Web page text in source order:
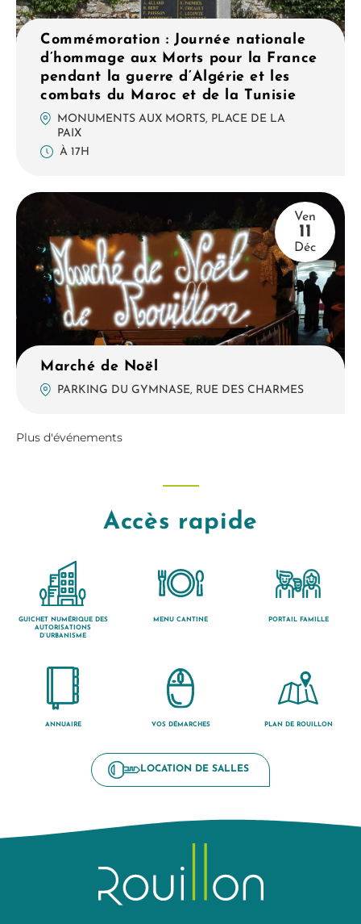
Commémoration : Journée nationale
d’hommage aux Morts pour la France
pendant la guerre d’Algérie et les
combats du Maroc et de la Tunisie
MONUMENTS AUX MORTS, PLACE DE LA
PAIX
À 17H
Ven
11
Déc
Marché de Noël
PARKING DU GYMNASE, RUE DES CHARMES
Plus d'événements
Accès rapide
GUICHET NUMÉRIQUE DES
AUTORISATIONS
D’URBANISME
MENU CANTINE PORTAIL FAMILLE
ANNUAIRE VOS DÉMARCHES PLAN DE ROUILLON
LOCATION DE SALLES